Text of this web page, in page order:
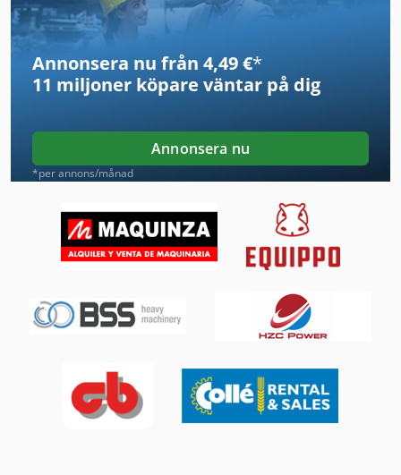
Kgs 1670
Maskiner För Automatisk Stansning
Ng 200
Produktion Av Byggmaterial
Sortera Bil
System För Utsug
Tak 18
Tp 201
Transport Motor
Annonsera nu från 4,49 €*
11 miljoner köpare väntar på dig
Annonsera nu
*per annons/månad